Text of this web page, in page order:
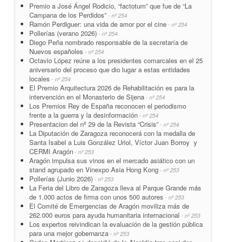
Premio a José Ángel Rodicio, “factotum” que fue de “La
Campana de los Perdidos” - nº 254
Ramón Perdiguer: una vida de amor por el cine - nº 254
Pollerías (verano 2026) - nº 254
Diego Peña nombrado responsable de la secretaría de
Nuevos españoles - nº 254
Octavio López reúne a los presidentes comarcales en el 25
aniversario del proceso que dio lugar a estas entidades
locales - nº 254
El Premio Arquitectura 2026 de Rehabilitación es para la
intervención en el Monasterio de Sijena - nº 254
Los Premios Rey de España reconocen el periodismo
frente a la guerra y la desinformación - nº 254
Presentacion del nº 29 de la Revista “Crisis” - nº 254
La Diputación de Zaragoza reconocerá con la medalla de
Santa Isabel a Luis González Uriol, Víctor Juan Borroy y
CERMI Aragón - nº 253
Aragón impulsa sus vinos en el mercado asiático con un
stand agrupado en Vinexpo Asia Hong Kong - nº 253
Pollerías (Junio 2026) - nº 253
La Feria del Libro de Zaragoza lleva al Parque Grande más
de 1.000 actos de firma con unos 500 autores - nº 253
El Comité de Emergencias de Aragón moviliza más de
262.000 euros para ayuda humanitaria internacional - nº 253
Los expertos reivindican la evaluación de la gestión pública
para una mejor gobernanza - nº 253